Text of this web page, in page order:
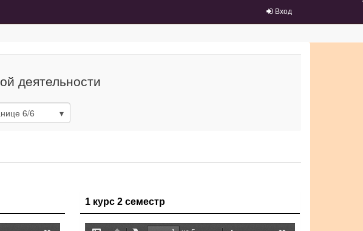
Вход
деятельности
6/6
1 курс 2 семестр